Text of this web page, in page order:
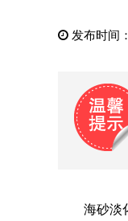
发布时间
海砂淡化